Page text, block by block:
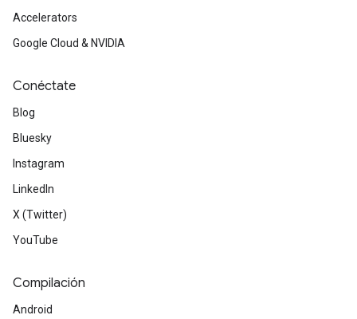
Accelerators
Google Cloud & NVIDIA
Conéctate
Blog
Bluesky
Instagram
LinkedIn
X (Twitter)
YouTube
Compilación
Android